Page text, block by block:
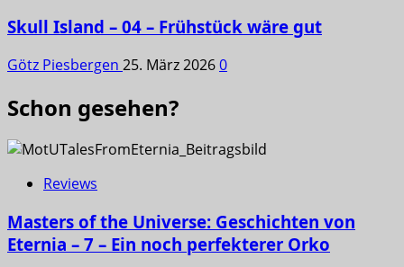
Skull Island – 04 – Frühstück wäre gut
Götz Piesbergen 25. März 20260
Schon gesehen?
Reviews
Masters of the Universe: Geschichten von
Eternia – 7 – Ein noch perfekterer Orko